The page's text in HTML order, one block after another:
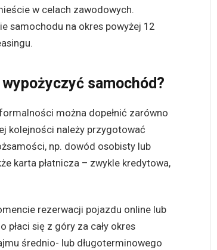
w celach zawodowych.
samochodu na okres powyżej 12
samochód?
można dopełnić zarówno
kolejności należy przygotować
np. dowód osobisty lub
karta płatnicza – zwykle kredytowa,
rezerwacji pojazdu online lub
się z góry za cały okres
średnio- lub długoterminowego